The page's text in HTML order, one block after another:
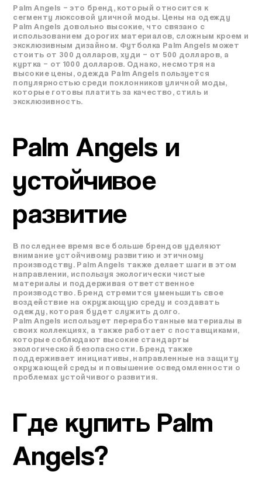
Palm Angels – это бренд, который относится к
сегменту люксовой уличной моды. Цены на одежду
Palm Angels довольно высокие, что связано с
использованием дорогих материалов, сложным кроем и
эксклюзивным дизайном. Футболка Palm Angels может
стоить от 300 долларов, худи – от 500 долларов, а
куртка – от 1000 долларов. Однако, несмотря на
высокие цены, одежда Palm Angels пользуется
популярностью среди поклонников уличной моды,
которые готовы платить за качество, стиль и
эксклюзивность.
Palm Angels и
устойчивое
развитие
В последнее время все больше брендов уделяют
внимание устойчивому развитию и этичному
производству. Palm Angels также делает шаги в этом
направлении, используя экологически чистые
материалы и поддерживая ответственное
производство. Бренд стремится уменьшить свое
воздействие на окружающую среду и создавать
одежду, которая будет служить долго.
Palm Angels использует переработанные материалы в
своих коллекциях, а также работает с поставщиками,
которые соблюдают высокие стандарты
экологической безопасности. Бренд также
поддерживает инициативы, направленные на защиту
окружающей среды и повышение осведомленности о
проблемах устойчивого развития.
Где купить Palm
Angels?